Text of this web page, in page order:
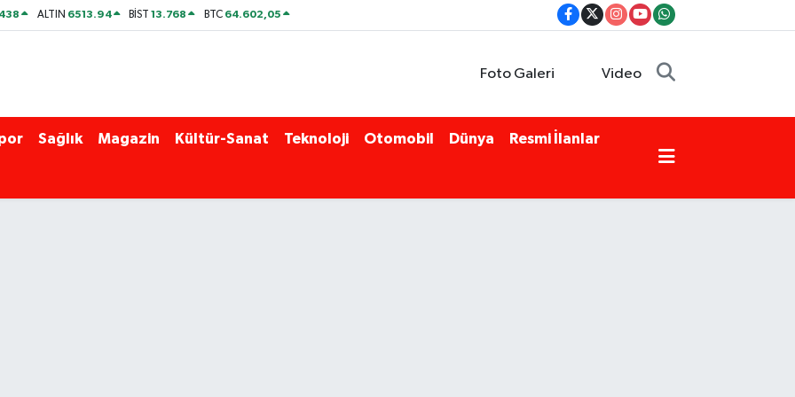
ALTIN 6513.94 BİST13.768 BTC 64.602,05
Foto Galeri Video
Sağlık Magazin Kültür-Sanat Teknoloji Otomobil Dünya Resmi İlanlar